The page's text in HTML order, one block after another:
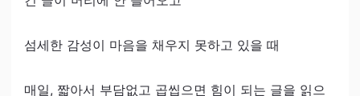
섬세한 감성이 마음을 채우지 못하고 있을 때
매일, 짧아서 부담없고 곱씹으면 힘이 되는 글을 읽으